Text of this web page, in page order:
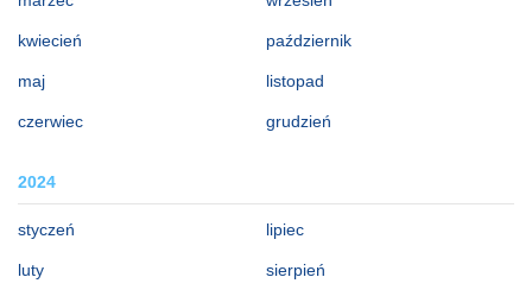
kwiecień
maj
czerwiec
październik
listopad
grudzień
2024
styczeń
luty
lipiec
sierpień